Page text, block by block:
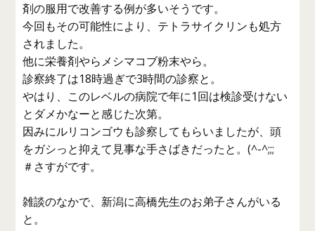
剤の服用で改善する例が多いそうです。
今回もその可能性により、テトラサイクリンも処方
されました。
他に栄養剤やらメシマコブ粉末やら。
診察終了は18時過ぎで3時間の診察と。
やはり、このレベルの病院で年に1回は検診受けない
とダメかなーと感じた次第。
因みにルリコンゴウも診察してもらいましたが、頭
をガシっと抑えて見事な手さばきだったと。(^-^;;;
＃さすがです。
雑談のなかで、新潟に高橋先生のお弟子さんがいる
と。